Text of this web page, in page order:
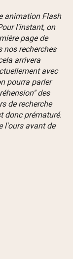
animation Flash
l'instant, on
page de
nos recherches
arrivera
avec
pourra parler
des
de recherche
donc prématuré.
l'ours avant de